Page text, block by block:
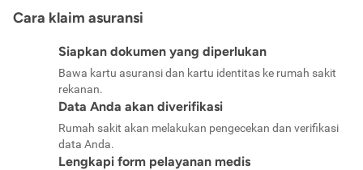
Cara klaim asuransi
Siapkan dokumen yang diperlukan
Bawa kartu asuransi dan kartu identitas ke rumah sakit
rekanan.
Data Anda akan diverifikasi
Rumah sakit akan melakukan pengecekan dan verifikasi
data Anda.
Lengkapi form pelayanan medis